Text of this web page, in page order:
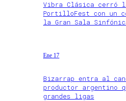
Vibra Clásica cerró
PortilloFest con un
la Gran Sala
Ene 17
Bizarrap entra al
productor argentino
grandes ligas